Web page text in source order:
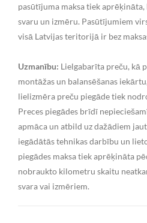
pasūtījuma maksa tiek
svaru un izmēru. Pasūtījumiem
visā Latvijas teritorijā ir bez
Uzmanību: Lielgabarīta preču, kā
montāžas un balansēšanas
lielizmēra preču piegāde tiek
Preces piegādes brīdī
apmāca un atbild uz dažādiem
iegādātās tehnikas darbību un
piegādes maksa tiek aprēķināta
nobraukto kilometru skaitu
svara vai izmēriem.